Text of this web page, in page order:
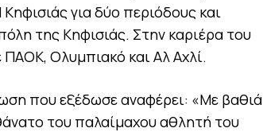
για δύο περιόδους και
της Κηφισιάς. Στην καριέρα του
ΠΑΟΚ, Ολυμπιακό και Αλ Αχλί.
που εξέδωσε αναφέρει: «Με βαθιά
του παλαίμαχου αθλητή του